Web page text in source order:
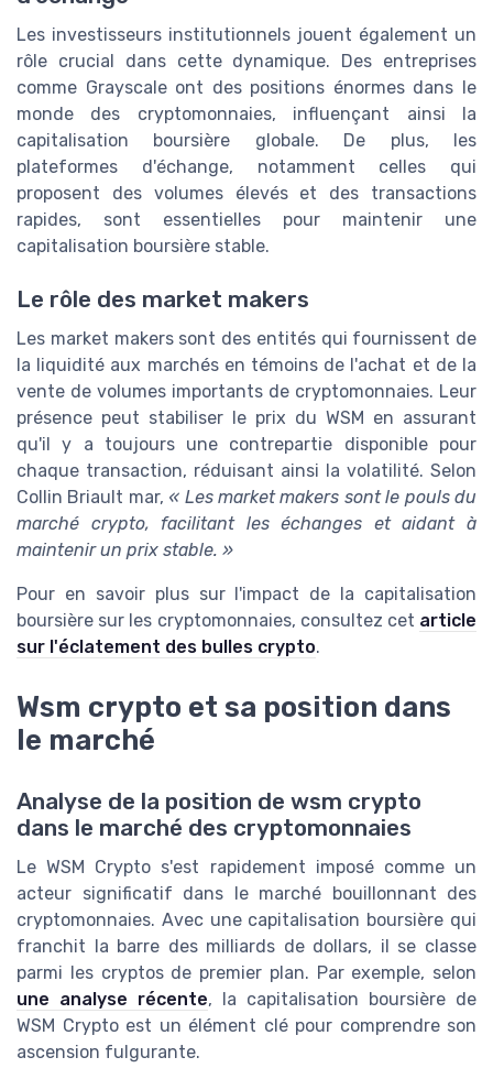
Les investisseurs institutionnels jouent également un
rôle crucial dans cette dynamique. Des entreprises
comme Grayscale ont des positions énormes dans le
monde des cryptomonnaies, influençant ainsi la
capitalisation boursière globale. De plus, les
plateformes d'échange, notamment celles qui
proposent des volumes élevés et des transactions
rapides, sont essentielles pour maintenir une
capitalisation boursière stable.
Le rôle des market makers
Les market makers sont des entités qui fournissent de
la liquidité aux marchés en témoins de l'achat et de la
vente de volumes importants de cryptomonnaies. Leur
présence peut stabiliser le prix du WSM en assurant
qu'il y a toujours une contrepartie disponible pour
chaque transaction, réduisant ainsi la volatilité. Selon
Collin Briault mar, « Les market makers sont le pouls du
marché crypto, facilitant les échanges et aidant à
maintenir un prix stable. »
Pour en savoir plus sur l'impact de la capitalisation
boursière sur les cryptomonnaies, consultez cet article
sur l'éclatement des bulles crypto.
Wsm crypto et sa position dans
le marché
Analyse de la position de wsm crypto
dans le marché des cryptomonnaies
Le WSM Crypto s'est rapidement imposé comme un
acteur significatif dans le marché bouillonnant des
cryptomonnaies. Avec une capitalisation boursière qui
franchit la barre des milliards de dollars, il se classe
parmi les cryptos de premier plan. Par exemple, selon
une analyse récente, la capitalisation boursière de
WSM Crypto est un élément clé pour comprendre son
ascension fulgurante.